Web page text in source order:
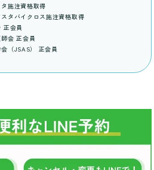
施注資格取得
タバイクロス施注資格取得
正会員
会 正会員
（JSAS） 正会員